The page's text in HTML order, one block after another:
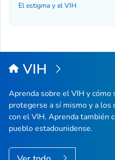
El estigma y el VIH
VIH
Aprenda sobre el VIH y
protegerse a sí mismo y a los
con el VIH. Aprenda también
pueblo estadounidense.